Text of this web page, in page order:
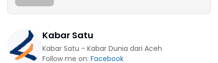
Kabar Satu
Kabar Satu - Kabar Dunia dari Aceh
Follow me on: Facebook